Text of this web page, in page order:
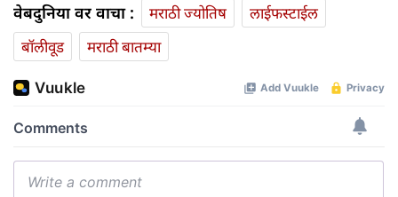
वेबदुनिया वर वाचा : मराठी ज्योतिष
लाईफस्टाईल
बॉलीवूड
मराठी बातम्या